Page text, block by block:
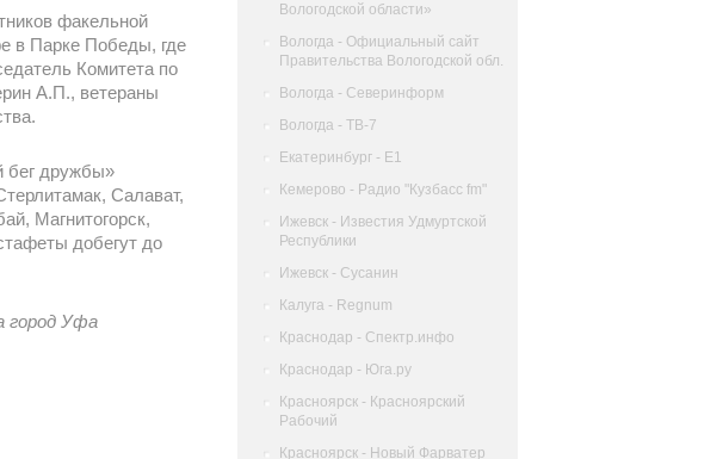
Вологодской области»
Вологда - Официальный сайт
Правительства Вологодской обл.
Вологда - Северинформ
Вологда - ТВ-7
Екатеринбург - Е1
Кемерово - Радио "Кузбасс fm"
Ижевск - Известия Удмуртской
Республики
Ижевск - Сусанин
Калуга - Regnum
Краснодар - Спектр.инфо
Краснодар - Юга.ру
Красноярск - Красноярский
Рабочий
Красноярск - Новый Фарватер
факельной
в Парке Победы, где
Комитета по
А.П., ветераны
бег дружбы»
Салават,
Магнитогорск,
добегут до
город Уфа